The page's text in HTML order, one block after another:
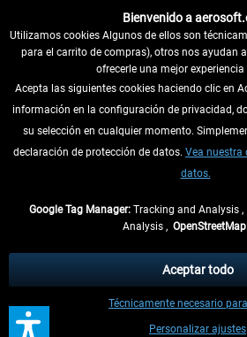
DESISTIR DEL CONTRATO
INFORMACIÓN
tasas de recepción si no se
** De aplicación a envíos dentro de Alemania.
demás países se pueden consultar en la
Bienvenido a
Utilizamos cookies Algunos de ellos son
para el carrito de compras), otros nos ayudan
ofrecerle una mejor experiencia
Acepta las siguientes cookies haciendo clic en
información en la configuración de privacidad,
su selección en cualquier momento.
declaración de protección de datos. Vea nuestra
datos.
Google Tag Manager: Tracking and Analysis ,
Analysis ,
Personalizar ajustes
Técnicamente necesario
Aceptar todo